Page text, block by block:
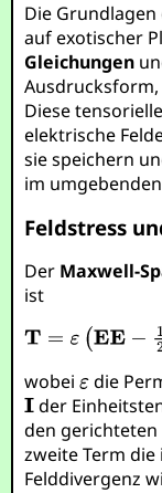
Die
auf exotischer
Gleichungen
Ausdrucksform,
Diese
elektrische
sie speichern
im
Feldstress
Der Maxwell-
ist
wobei die
der
den
zweite Term
Felddivergenz